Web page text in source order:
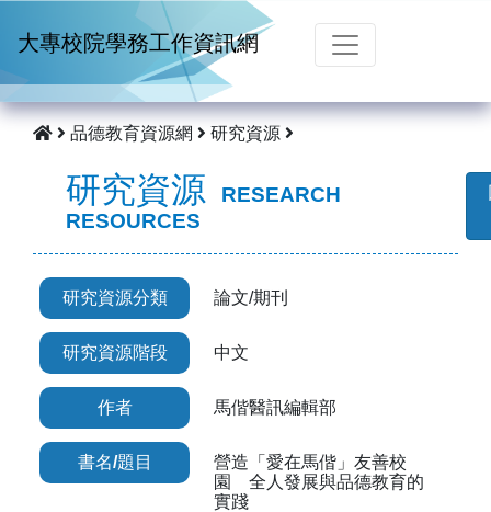
大專校院學務工作資訊網
品德教育資源網 研究資源
研究資源
RESEARCH
RESOURCES
研究資源分類 論文/期刊
研究資源階段 中文
作者 馬偕醫訊編輯部
書名/題目
營造「愛在馬偕」友善校
園 全人發展與品德教育的
實踐